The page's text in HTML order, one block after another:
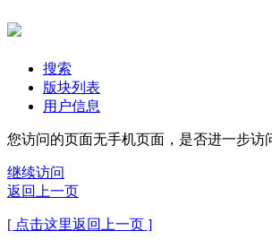
搜索
版块列表
用户信息
您访问的页面无手机页面，是否进一步访
继续访问
返回上一页
[ 点击这里返回上一页 ]